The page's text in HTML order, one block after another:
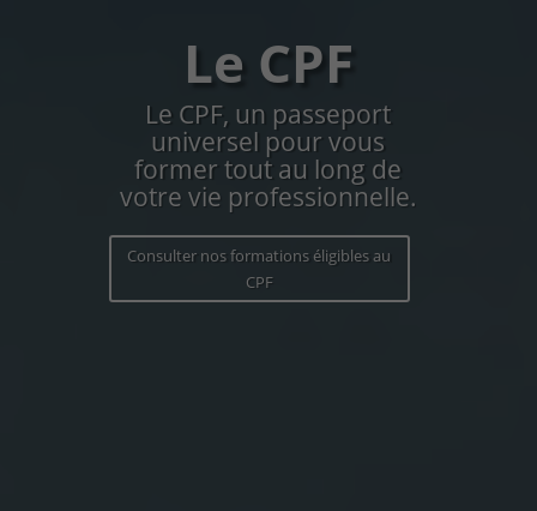
Le CPF
Le CPF, un passeport
universel pour vous
former tout au long de
votre vie professionnelle.
Consulter nos formations éligibles au
CPF